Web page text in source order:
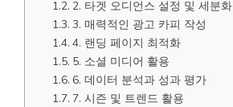
2. 타겟 오디언스 설정 및 세분화
3. 매력적인 광고 카피 작성
4. 랜딩 페이지 최적화
5. 소셜 미디어 활용
6. 데이터 분석과 성과 평가
7. 시즌 및 트렌드 활용